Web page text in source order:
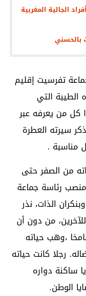
الجالية المغربية
بالحسني
تفرسيت إقليم
الطيبة التي
كل من يعرفه عبر
سيرته العطرة
مناسبة .
من الصفر حتى
رئاسة جماعة
الذات، نذر
من دون أن
،وهب حياته
رجلا كانت حياته
ساكنة دواره
الوطن.